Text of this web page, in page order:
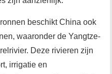
beschikt China ook
waaronder de Yangtze-
Deze rivieren zijn
irrigatie en